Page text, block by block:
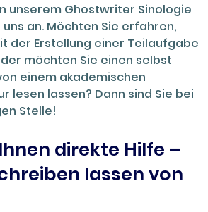
unserem Ghostwriter Sinologie
an. Möchten Sie erfahren,
der Erstellung einer Teilaufgabe
möchten Sie einen selbst
einem akademischen
lesen lassen? Dann sind Sie bei
Stelle!
direkte Hilfe –
lassen von